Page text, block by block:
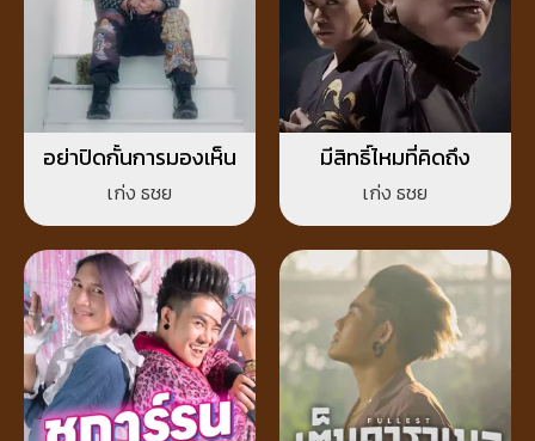
อย่าปิดกั้นการมองเห็น
เก่ง ธชย
มีสิทธิ์ไหมที่คิดถึง
เก่ง ธชย